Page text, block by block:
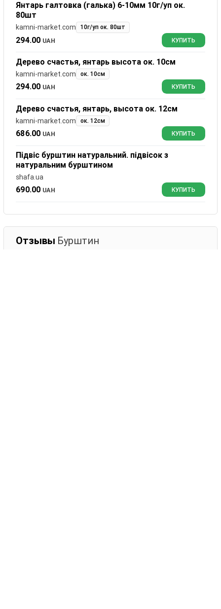
Янтарь галтовка (галька) 6-10мм 10г/уп ок.
80шт
kamni-market.com 10г/уп ок. 80шт
294.00 UAH КУПИТЬ
Дерево счастья, янтарь высота ок. 10см
kamni-market.com ок. 10см
294.00 UAH КУПИТЬ
Дерево счастья, янтарь, высота ок. 12см
kamni-market.com ок. 12см
686.00 UAH КУПИТЬ
Підвіс бурштин натуральний. підвісок з
натуральним бурштином
shafa.ua
690.00 UAH КУПИТЬ
Отзывы Бурштин